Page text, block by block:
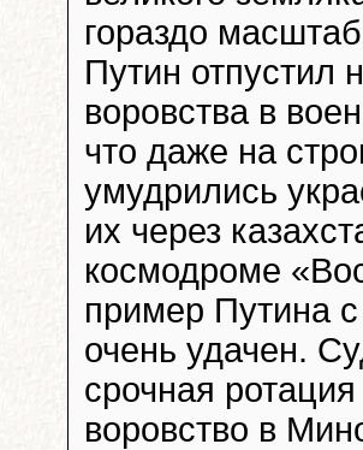
гораздо
Путин отпустил
воровства в
что даже на
умудрились
их через
космодроме
пример Путина
очень удачен.
срочная
воровство в